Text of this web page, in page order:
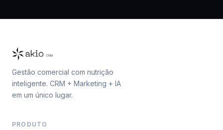
Gestão comercial com nutrição
inteligente. CRM + Marketing + IA
em um único lugar.
PRODUTO